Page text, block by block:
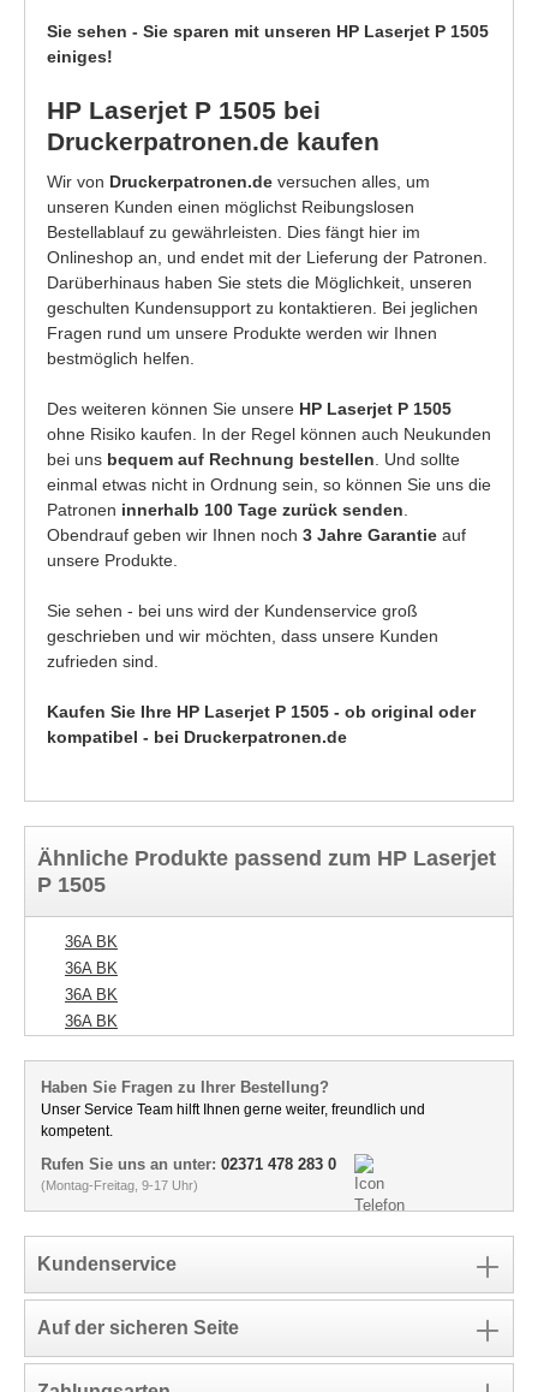
Sie sehen - Sie sparen mit unseren HP Laserjet P 1505
einiges!
HP Laserjet P 1505 bei
Druckerpatronen.de kaufen
Wir von Druckerpatronen.de versuchen alles, um
unseren Kunden einen möglichst Reibungslosen
Bestellablauf zu gewährleisten. Dies fängt hier im
Onlineshop an, und endet mit der Lieferung der Patronen.
Darüberhinaus haben Sie stets die Möglichkeit, unseren
geschulten Kundensupport zu kontaktieren. Bei jeglichen
Fragen rund um unsere Produkte werden wir Ihnen
bestmöglich helfen.
Des weiteren können Sie unsere HP Laserjet P 1505
ohne Risiko kaufen. In der Regel können auch Neukunden
bei uns bequem auf Rechnung bestellen . Und sollte
einmal etwas nicht in Ordnung sein, so können Sie uns die
Patronen innerhalb 100 Tage zurück senden
Obendrauf geben wir Ihnen noch 3 Jahre Garantie auf
unsere Produkte.
Sie sehen - bei uns wird der Kundenservice groß
geschrieben und wir möchten, dass unsere Kunden
zufrieden sind.
Kaufen Sie Ihre HP Laserjet P 1505 - ob original oder
kompatibel - bei Druckerpatronen.de
Ähnliche Produkte passend zum HP Laserjet
P 1505
36A BK
36A BK
36A BK
36A BK
Haben Sie Fragen zu Ihrer Bestellung?
Unser Service Team hilft Ihnen gerne weiter, freundlich und
kompetent.
Rufen Sie uns an unter: 02371 478 283 0
(Montag-Freitag, 9-17 Uhr)
Kundenservice
Auf der sicheren Seite